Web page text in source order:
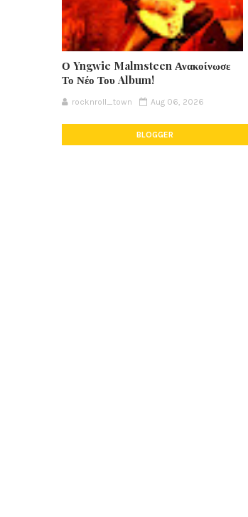
Ο Yngwie Malmsteen Ανακοίνωσε
Το Νέο Του Album!
rocknroll_town Aug 06, 2026
BLOGGER